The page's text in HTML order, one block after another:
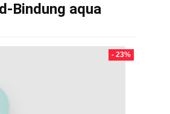
Bindung aqua
- 23%